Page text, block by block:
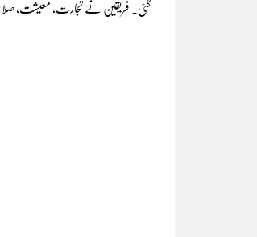
گئی۔ فریقین نے تجارت، معیشت،